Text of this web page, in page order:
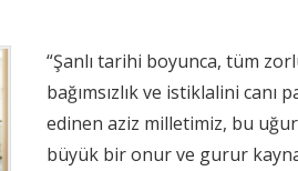
“Şanlı tarihi boyunca, tüm
bağımsızlık ve istiklalini canı
edinen aziz milletimiz, bu
büyük bir onur ve gurur